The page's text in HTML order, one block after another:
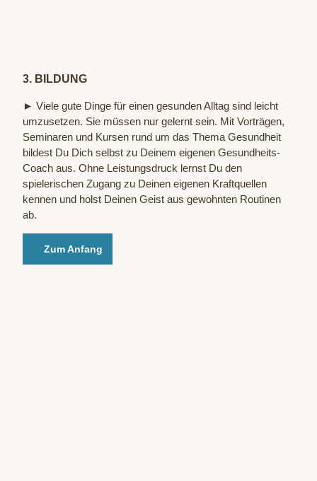
e
3. BILDUNG
► Viele gute Dinge für einen gesunden Alltag sind leicht
umzusetzen. Sie müssen nur gelernt sein. Mit Vorträgen,
Seminaren und Kursen rund um das Thema Gesundheit
bildest Du Dich selbst zu Deinem eigenen Gesundheits-
Coach aus. Ohne Leistungsdruck lernst Du den
spielerischen Zugang zu Deinen eigenen Kraftquellen
kennen und holst Deinen Geist aus gewohnten Routinen
ab.
Zum Anfang